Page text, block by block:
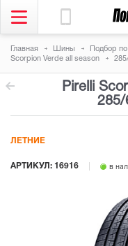
Главная Шины Подбор
Scorpion Verde all season
Pirelli
285/
АРТИКУЛ: 16916 в
ЛЕТНИЕ